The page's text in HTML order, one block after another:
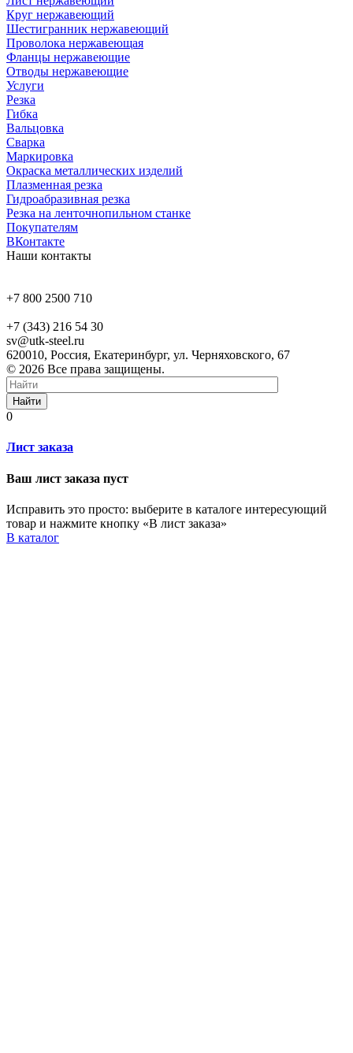
Круг нержавеющий
Шестигранник нержавеющий
Проволока нержавеющая
Фланцы нержавеющие
Отводы нержавеющие
Услуги
Резка
Гибка
Вальцовка
Сварка
Маркировка
Окраска металлических изделий
Плазменная резка
Гидроабразивная резка
Резка на ленточнопильном станке
Покупателям
ВКонтакте
Наши контакты
+7 800 2500 710
+7 (343) 216 54 30
sv@utk-steel.ru
620010, Россия, Екатеринбург, ул. Черняховского, 67
© 2026 Все права защищены.
Найти
0
Лист заказа
Ваш лист заказа пуст
Исправить это просто: выберите в каталоге интересующий
товар и нажмите кнопку «В лист заказа»
В каталог